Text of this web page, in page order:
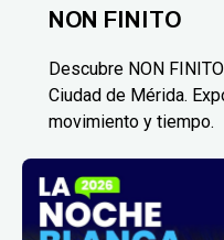
NON FINITO
Descubre NON
Ciudad de Mérida.
movimiento y tiempo.